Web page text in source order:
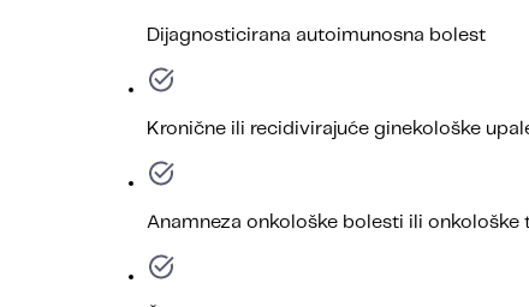
Dijagnosticirana autoimunosna bolest
Kronične ili recidivirajuće ginekološke
Anamneza onkološke bolesti ili onkološke